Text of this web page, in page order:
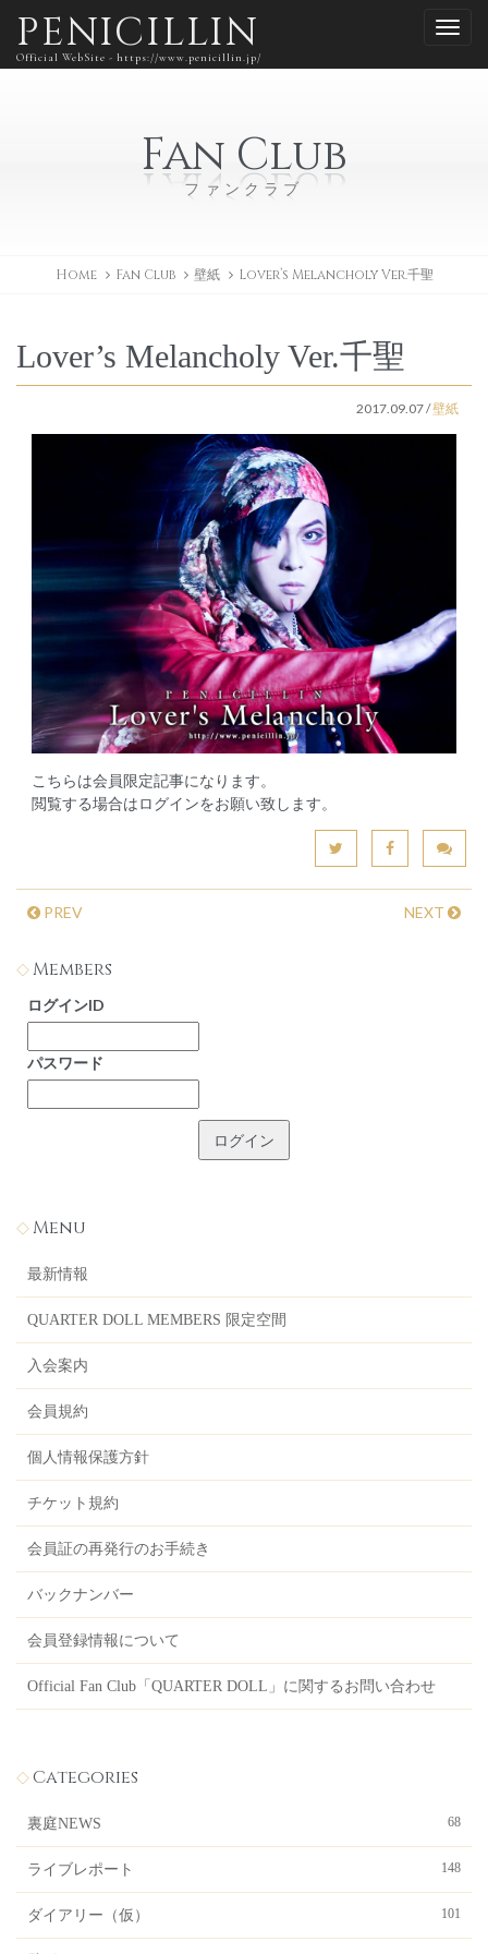
PENICILLIN
Official WebSite - https://www.penicillin.jp/
Fan Club
ファンクラブ
Home Fan Club 壁紙 Lover’s Melancholy Ver.千聖
Lover’s Melancholy Ver.千聖
2017.09.07/壁紙
こちらは会員限定記事になります。
閲覧する場合はログインをお願い致します。
PREV NEXT
Members
ログインID
パスワード
Menu
最新情報
QUARTER DOLL MEMBERS 限定空間
入会案内
会員規約
個人情報保護方針
チケット規約
会員証の再発行のお手続き
バックナンバー
会員登録情報について
Official Fan Club「QUARTER DOLL」に関するお問い合わせ
Categories
裏庭NEWS 68
ライブレポート 148
ダイアリー（仮） 101